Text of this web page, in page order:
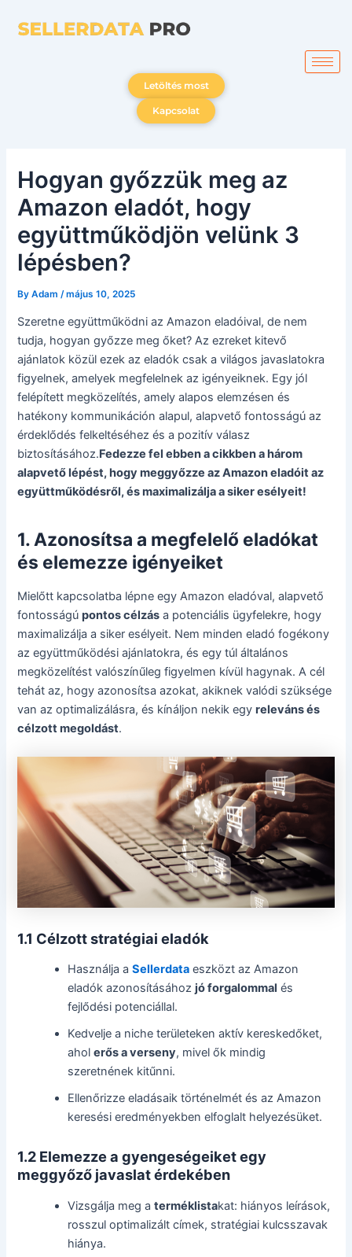
Letöltés most
Kapcsolat
Hogyan győzzük meg az
Amazon eladót, hogy
együttműködjön velünk 3
lépésben?
ByAdam /május 10, 2025
Szeretne együttműködni az Amazon eladóival, de nem
tudja, hogyan győzze meg őket? Az ezreket kitevő
ajánlatok közül ezek az eladók csak a világos javaslatokra
figyelnek, amelyek megfelelnek az igényeiknek. Egy jól
felépített megközelítés, amely alapos elemzésen és
hatékony kommunikáción alapul, alapvető fontosságú az
érdeklődés felkeltéséhez és a pozitív válasz
biztosításához.Fedezze fel ebben a cikkben a három
alapvető lépést, hogy meggyőzze az Amazon eladóit az
együttműködésről, és maximalizálja a siker esélyeit!
1. Azonosítsa a megfelelő eladókat
és elemezze igényeiket
Mielőtt kapcsolatba lépne egy Amazon eladóval, alapvető
fontosságúpontos célzás a potenciális ügyfelekre, hogy
maximalizálja a siker esélyeit. Nem minden eladó fogékony
az együttműködési ajánlatokra, és egy túl általános
megközelítést valószínűleg figyelmen kívül hagynak. A cél
tehát az, hogy azonosítsa azokat, akiknek valódi szüksége
van az optimalizálásra, és kínáljon nekik egyreleváns és
célzott megoldást.
1.1 Célzott stratégiai eladók
Használja aSellerdata eszközt az Amazon
eladók azonosításáhozjó forgalommal és
fejlődési potenciállal.
Kedvelje a niche területeken aktív kereskedőket,
aholerős a verseny, mivel ők mindig
szeretnének kitűnni.
Ellenőrizze eladásaik történelmét és az Amazon
keresési eredményekben elfoglalt helyezésüket.
1.2 Elemezze a gyengeségeiket egy
meggyőző javaslat érdekében
Vizsgálja meg aterméklistakat: hiányos leírások,
rosszul optimalizált címek, stratégiai kulcsszavak
hiánya.